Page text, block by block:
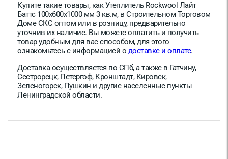
Купите такие товары, как Утеплитель Rockwool Лайт
Баттс 100х600х1000 мм 3 кв.м, в Строительном Торговом
Доме СКС оптом или в розницу, предварительно
уточнив их наличие. Вы можете оплатить и получить
товар удобным для вас способом, для этого
ознакомьтесь с информацией о доставке и оплате.
Доставка осуществляется по СПб, а также в Гатчину,
Сестрорецк, Петергоф, Кронштадт, Кировск,
Зеленогорск, Пушкин и другие населенные пункты
Ленинградской области.